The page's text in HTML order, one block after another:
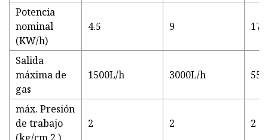
Potencia
nominal
(KW/h)
4.5 9
Salida
máxima de
gas
1500L/h 3000L/h
máx. Presión
de trabajo
2 2 2